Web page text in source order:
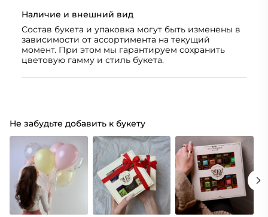
Наличие и внешний вид
Состав букета и упаковка могут быть изменены в
зависимости от ассортимента на текущий
момент. При этом мы гарантируем сохранить
цветовую гамму и стиль букета.
Не забудьте добавить к букету